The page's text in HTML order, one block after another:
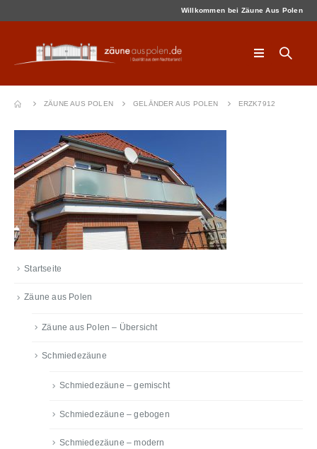
Willkommen bei Zäune Aus Polen
ZÄUNE AUS POLEN GELÄNDER AUS POLEN ERZK7912
Startseite
Zäune aus Polen
Zäune aus Polen – Übersicht
Schmiedezäune
Schmiedezäune – gemischt
Schmiedezäune – gebogen
Schmiedezäune – modern